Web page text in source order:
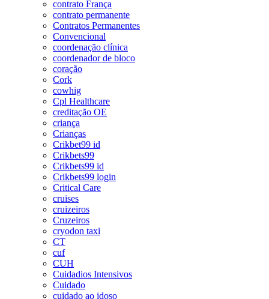
contrato França
contrato permanente
Contratos Permanentes
Convencional
coordenação clínica
coordenador de bloco
coração
Cork
cowhig
Cpl Healthcare
creditação OE
criança
Crianças
Crikbet99 id
Crikbets99
Crikbets99 id
Crikbets99 login
Critical Care
cruises
cruizeiros
Cruzeiros
cryodon taxi
CT
cuf
CUH
Cuidadios Intensivos
Cuidado
cuidado ao idoso